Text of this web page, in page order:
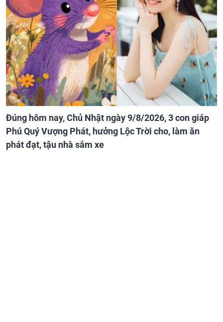
Đúng hôm nay, Chủ Nhật ngày 9/8/2026, 3 con giáp
Phú Quý Vượng Phát, hưởng Lộc Trời cho, làm ăn
phát đạt, tậu nhà sắm xe